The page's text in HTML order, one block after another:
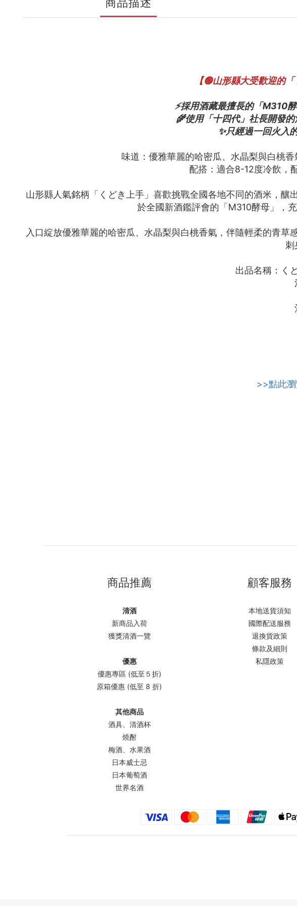
【🟢山形縣大受歡迎的
⚡採用酒藏最擅長的「M310
🌾使用「十四代」社長開發
✨只經過一回火入
味道：優雅華麗的哈密瓜、水晶梨與白桃
配搭：適合8-12度冷飲，
山形縣人氣銘柄「くどき上手」喜歡挑戰全國各地不同的酒米，
於全國新酒鑑評會的「M310酵母」，
入口綻放優雅華麗的哈密瓜、水晶梨與白桃香氣，伴隨輕柔的青
刺
出品名稱：く
>>點此
商品推薦
清酒
新商品入荷
獲獎清酒一覽
優惠
優惠專區 (低至５折)
原箱優惠 (低至 8 折)
其他商品
酒具、清酒杯
燒酎
梅酒、水果酒
日本威士忌
日本葡萄酒
世界名酒
顧客服務
本地送貨須知
國際配送服務
退換貨政策
條款及細則
私隱政策